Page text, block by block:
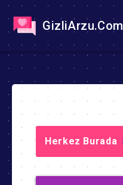
GizliArzu.Com
Herkez Burada